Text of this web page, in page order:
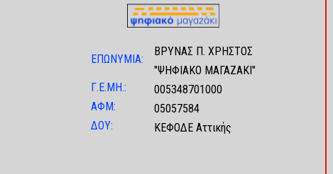
ΕΠΩΝΥΜΙΑ:
ΒΡΥΝΑΣ Π. ΧΡΗΣΤΟΣ
"ΨΗΦΙΑΚΟ ΜΑΓΑΖΑΚΙ"
Γ.Ε.ΜΗ.:
005348701000
ΑΦΜ:
05057584
ΔΟΥ:
ΚΕΦΟΔΕ Αττικής